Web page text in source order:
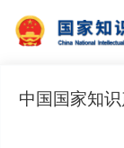
中国国家知